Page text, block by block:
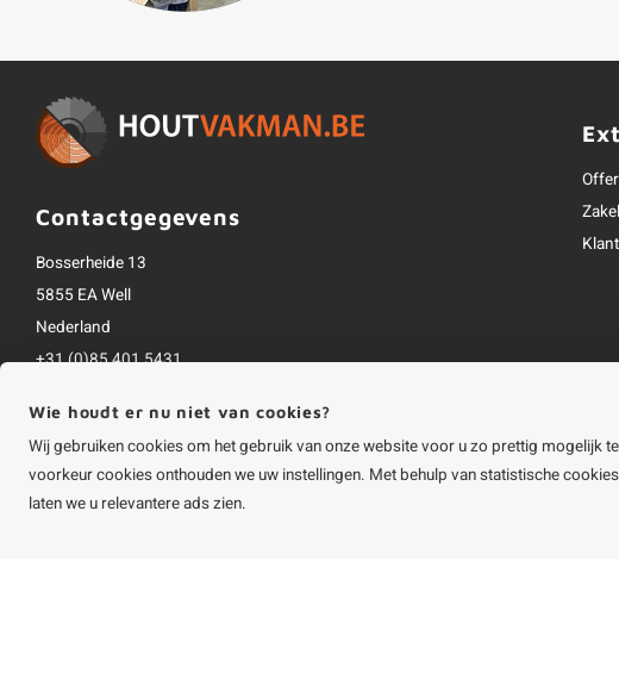
Contactgegevens
Bosserheide 13
5855 EA Well
Nederland
+31 (0)85 401 5431
Alle bedragen zijn incl. btw
Wie houdt er nu niet van cookies?
Wij gebruiken cookies om het gebruik van onze website voor u zo prettig mogelijk
voorkeur cookies onthouden we uw instellingen. Met behulp van statistische
laten we u relevantere ads zien.